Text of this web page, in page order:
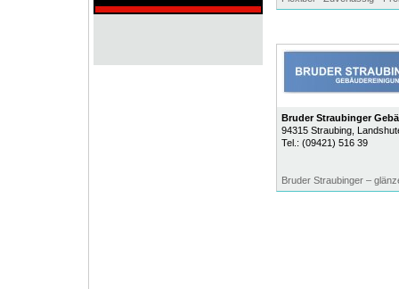
Bruder Straubinger
94315 Straubing,
Tel.: (09421) 516 39
Bruder Straubinger –